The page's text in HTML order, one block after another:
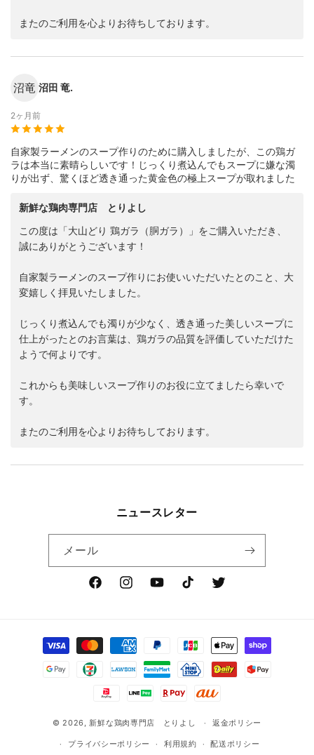
またのご利用を心よりお待ちしております。
沼竜 沼田 竜.
2ヶ月前
自家製ラーメンのスープ作りのために購入しましたが、この鶏ガ
ラは本当に素晴らしいです！じっくり煮込んでもスープに嫌な濁
りが出ず、驚くほど透き通った黄金色の極上スープが取れました
新鮮な鶏肉専門店 とりよし
この度は「大山どり 鶏ガラ（胴ガラ）」をご購入いただき、
誠にありがとうございます！
自家製ラーメンのスープ作りにお使いいただいたとのこと、大
変嬉しく拝見いたしました。
じっくり煮込んでも濁りが少なく、透き通った美しいスープに
仕上がったとのお言葉は、鶏ガラの品質を評価していただけた
ようで何よりです。
これからも美味しいスープ作りのお役に立てましたら幸いで
す。
またのご利用を心よりお待ちしております。
ニュースレター
メール
FacebookInstagramYouTubeTikTok Twitter
© 2026, 新鮮な鶏肉専門店 とりよし 返金ポリシー
プライバシーポリシー 利用規約 配送ポリシー